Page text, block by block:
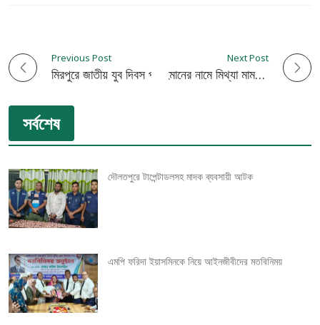
P
o
t
n
a
v
i
Previous Post
মিরপুরে জাতীয় যুব দিবস পালিত
Next Post
খালেদা জিয়া ও তারেক রহমানের নামে মিথ্যা মামলা প্রত্যাহার করতে হবে- আব্দুল মোনায়েম মুন্না
সর্বশেষ
দৌলতপুরে টাপেন্টাডলসহ মাদক ব্যবসায়ী আটক
এমপি ফরিদা ইয়াসমিনকে নিয়ে আইনজীবীদের মতবিনিময়